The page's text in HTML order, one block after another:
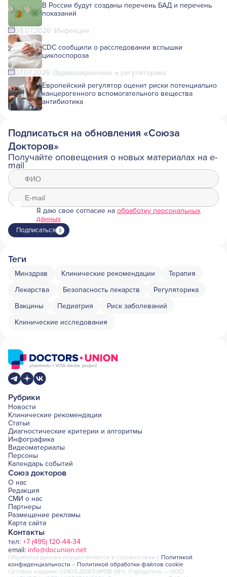
В России будут созданы перечень БАД и перечень
показаний
08.07.2026 Инфекции
CDC сообщили о расследовании вспышки
циклоспороза
07.07.2026 Здравоохранение и регуляторика
Европейский регулятор оценит риски потенциально
канцерогенного вспомогательного вещества
антибиотика
Подписаться на обновления «Союза
Докторов»
Получайте оповещения о новых материалах на e-
mail
Я даю свое согласие на обработку персональных
данных
Подписаться
Теги
Минздрав Клинические рекомендации
Терапия
Лекарства
Безопасность лекарств
Регуляторика
Вакцины
Педиатрия
Риск заболеваний
Клинические исследования
Рубрики
Новости
Клинические рекомендации
Статьи
Диагностические критерии и алгоритмы
Инфографика
Видеоматериалы
Персоны
Календарь событий
Союз докторов
О нас
Редакция
СМИ о нас
Партнеры
Размещение рекламы
Карта сайта
Контакты
тел: +7 (495) 120-44-34
email: info@docunion.net
Обработка данных осуществляется в соответствии с Политикой
конфиденциальности и Политикой обработки файлов cookie
Сетевое издание СОЮЗ ДОКТОРОВ (18+). Учредитель — ООО